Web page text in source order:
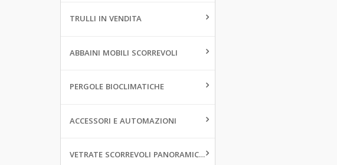
TRULLI IN VENDITA
ABBAINI MOBILI SCORREVOLI
PERGOLE BIOCLIMATICHE
ACCESSORI E AUTOMAZIONI
VETRATE SCORREVOLI PANORAMICHE